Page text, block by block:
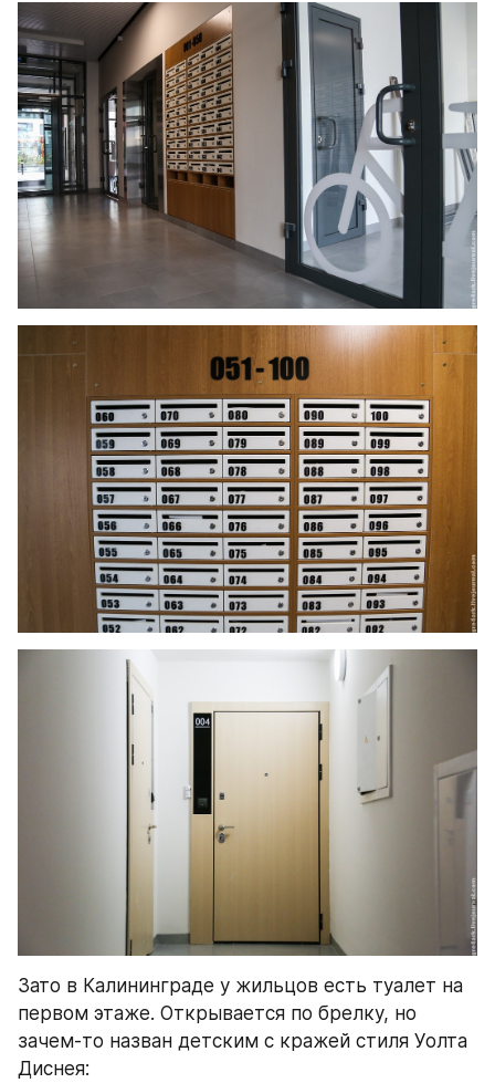
Зато в Калининграде у жильцов есть туалет на
первом этаже. Открывается по брелку, но
зачем-то назван детским с кражей стиля Уолта
Диснея: